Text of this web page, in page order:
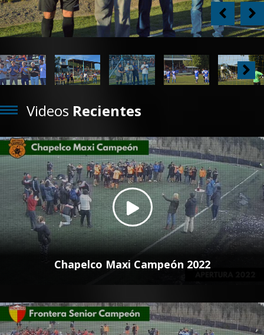
PreviousNext
Next
Videos Recientes
Chapelco Maxi Campeón 2022